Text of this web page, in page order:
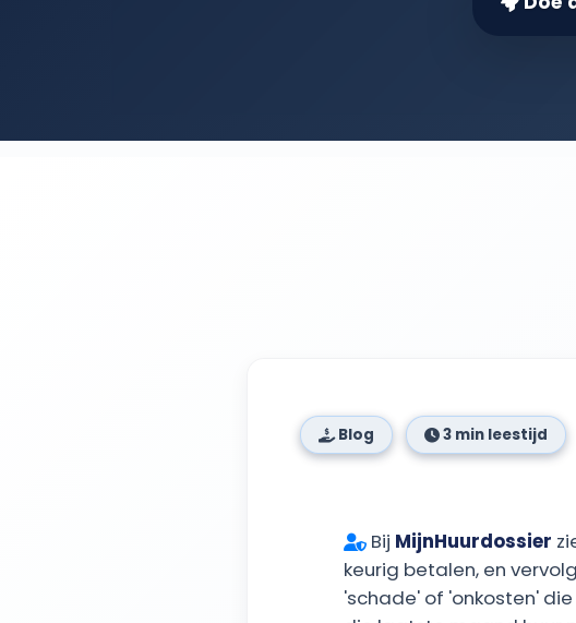
Blog 3 min leestijd
Bij MijnHuurdossier
keurig betalen, en
'schade' of 'onkosten'